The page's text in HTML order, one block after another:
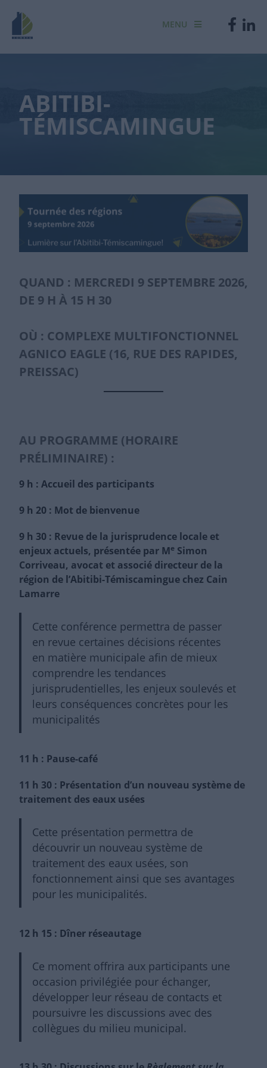
MENU
ABITIBI-
TÉMISCAMINGUE
QUAND : MERCREDI 9 SEPTEMBRE 2026,
DE 9 H À 15 H 30
OÙ : COMPLEXE MULTIFONCTIONNEL
AGNICO EAGLE (16, RUE DES RAPIDES,
PREISSAC)
AU PROGRAMME (HORAIRE
PRÉLIMINAIRE) :
9 h : Accueil des participants
9 h 20 : Mot de bienvenue
9 h 30 : Revue de la jurisprudence locale et
enjeux actuels, présentée par Me Simon
Corriveau, avocat et associé directeur de la
région de l’Abitibi-Témiscamingue chez Cain
Lamarre
Cette conférence permettra de passer
en revue certaines décisions récentes
en matière municipale afin de mieux
comprendre les tendances
jurisprudentielles, les enjeux soulevés et
leurs conséquences concrètes pour les
municipalités
11 h : Pause-café
11 h 30 : Présentation d’un nouveau système de
traitement des eaux usées
Cette présentation permettra de
découvrir un nouveau système de
traitement des eaux usées, son
fonctionnement ainsi que ses avantages
pour les municipalités.
12 h 15 : Dîner réseautage
Ce moment offrira aux participants une
occasion privilégiée pour échanger,
développer leur réseau de contacts et
poursuivre les discussions avec des
collègues du milieu municipal.